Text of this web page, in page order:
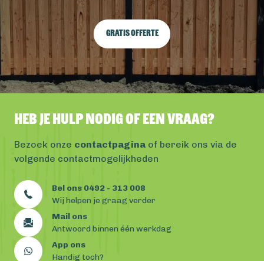
Gratis offerte
Heb je hulp nodig of een vraag?
Bezoek onze contactpagina of bereik ons via de
volgende contactmogelijkheden
Bel ons 0492 - 313 008
Wij helpen je graag verder
Mail ons
Antwoord binnen één werkdag
App ons
Handig toch?